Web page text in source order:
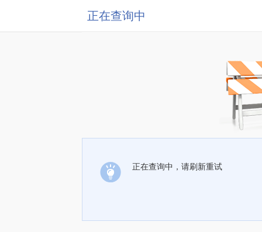
正在查询中
正在查询中，请刷新重试